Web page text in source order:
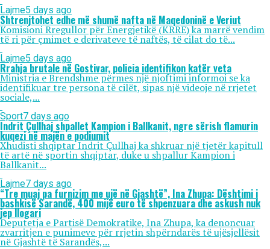
Lajme5 days ago
Shtrenjtohet edhe më shumë nafta në Maqedoninë e Veriut
Komisioni Rregullor për Energjetikë (KRRE) ka marrë vendim
të ri për çmimet e derivateve të naftës, të cilat do të...
Lajme5 days ago
Rrahja brutale në Gostivar, policia identifikon katër veta
Ministria e Brendshme përmes një njoftimi informoi se ka
identifikuar tre persona të cilët, sipas një videoje në rrjetet
sociale,...
Sport7 days ago
Indrit Çullhaj shpallet Kampion i Ballkanit, ngre sërish flamurin
kuqezi në majën e podiumit
Xhudisti shqiptar Indrit Çullhaj ka shkruar një tjetër kapitull
të artë në sportin shqiptar, duke u shpallur Kampion i
Ballkanit...
Lajme7 days ago
“Tre muaj pa furnizim me ujë në Gjashtë”, Ina Zhupa: Dështimi i
bashkisë Sarandë, 400 mijë euro të shpenzuara dhe askush nuk
jep llogari
Deputetja e Partisë Demokratike, Ina Zhupa, ka denoncuar
zvarritjen e punimeve për rrjetin shpërndarës të ujësjellësit
në Gjashtë të Sarandës,...